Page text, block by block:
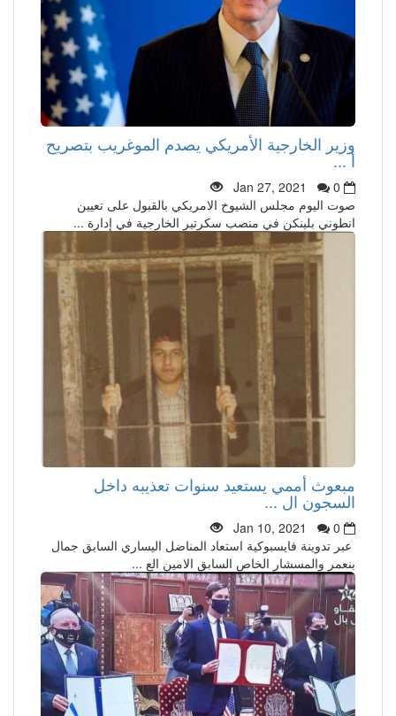
وزير الخارجية الأمريكي يصدم الموغريب بتصريح
أ ...
Jan 27, 2021
0
صوت اليوم مجلس الشيوخ الامريكي بالقبول على تعيين
انطوني بلينكن في منصب سكرتير الخارجية في إدارة ...
مبعوث أممي يستعيد سنوات تعذيبه داخل
السجون ال ...
Jan 10, 2021
0
عبر تدوينة فايسبوكية استعاد المناضل اليساري السابق جمال
بنعمر والمسشار الخاص السابق الامين الع ...